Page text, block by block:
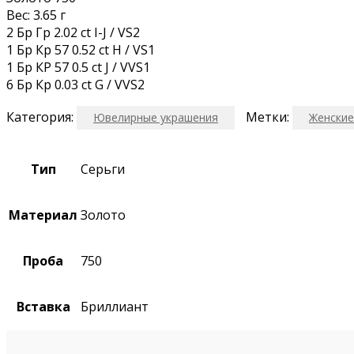
Вес: 3.65 г
2 Бр Гр 2.02 ct I-J / VS2
1 Бр Кр 57 0.52 ct H / VS1
1 Бр КР 57 0.5 ct J / VVS1
6 Бр Кр 0.03 ct G / VVS2
Категория:
Ювелирные украшения Метки:
Тип Серьги
Материал Золото
Проба 750
Вставка Бриллиант